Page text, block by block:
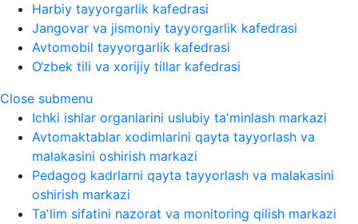
Harbiy tayyorgarlik kafedrasi
Jangovar va jismoniy tayyorgarlik kafedrasi
Avtomobil tayyorgarlik kafedrasi
O‘zbek tili va xorijiy tillar kafedrasi
Close submenu
Ichki ishlar organlarini uslubiy taʼminlash markazi
Avtomaktablar xodimlarini qayta tayyorlash va
malakasini oshirish markazi
Pedagog kadrlarni qayta tayyorlash va malakasini
oshirish markazi
Taʼlim sifatini nazorat va monitoring qilish markazi